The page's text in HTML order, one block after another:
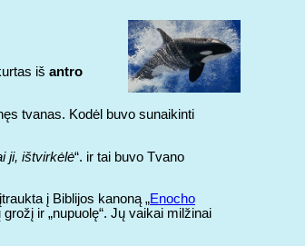
iš antro
tvanas. Kodėl buvo sunaikinti
ji, ištvirkėlė“. ir tai buvo Tvano
į Biblijos kanoną „Enocho
ir „nupuolę“. Jų vaikai milžinai